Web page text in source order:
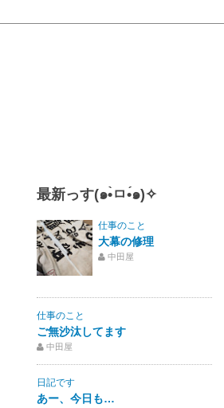
最新っす(๑•̀ㅁ•́๑)✧
仕事のこと
大幕の修理
中田屋
仕事のこと
ご無沙汰してます
中田屋
日記です
あー、今日も…